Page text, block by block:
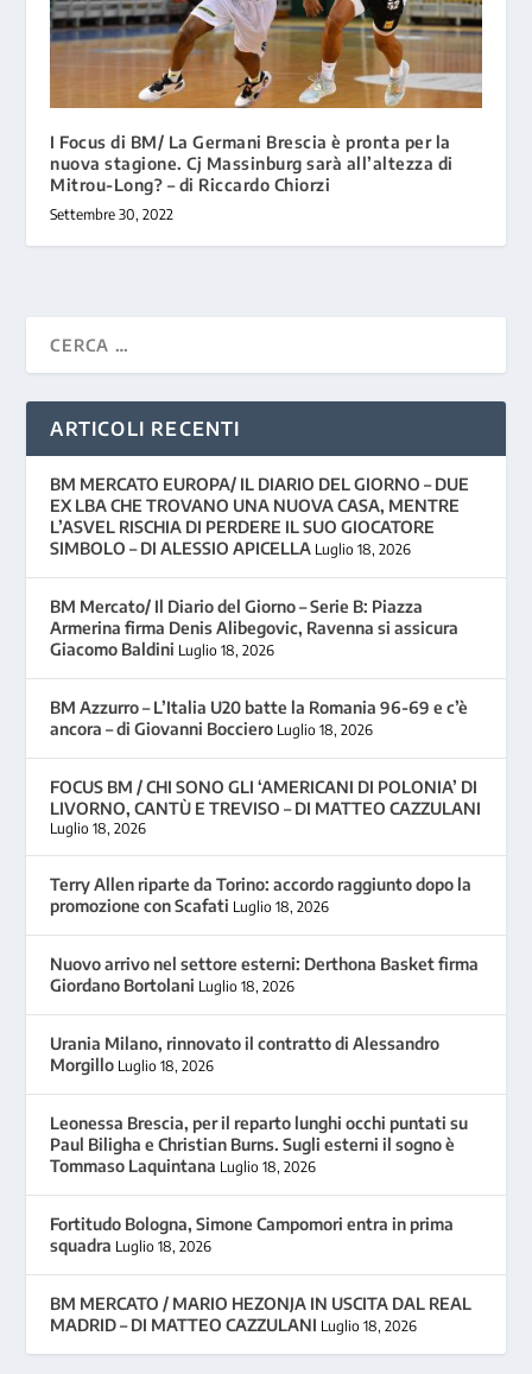
I Focus di BM/ La Germani Brescia è pronta per la
nuova stagione. Cj Massinburg sarà all’altezza di
Mitrou-Long? – di Riccardo Chiorzi
Settembre 30, 2022
ARTICOLI RECENTI
BM MERCATO EUROPA/ IL DIARIO DEL GIORNO – DUE
EX LBA CHE TROVANO UNA NUOVA CASA, MENTRE
L’ASVEL RISCHIA DI PERDERE IL SUO GIOCATORE
SIMBOLO – DI ALESSIO APICELLA Luglio 18, 2026
BM Mercato/ Il Diario del Giorno – Serie B: Piazza
Armerina firma Denis Alibegovic, Ravenna si assicura
Giacomo Baldini Luglio 18, 2026
BM Azzurro – L’Italia U20 batte la Romania 96-69 e c’è
ancora – di Giovanni Bocciero Luglio 18, 2026
FOCUS BM / CHI SONO GLI ‘AMERICANI DI POLONIA’ DI
LIVORNO, CANTÙ E TREVISO – DI MATTEO CAZZULANI
Luglio 18, 2026
Terry Allen riparte da Torino: accordo raggiunto dopo la
promozione con Scafati Luglio 18, 2026
Nuovo arrivo nel settore esterni: Derthona Basket firma
Giordano Bortolani Luglio 18, 2026
Urania Milano, rinnovato il contratto di Alessandro
Morgillo Luglio 18, 2026
Leonessa Brescia, per il reparto lunghi occhi puntati su
Paul Biligha e Christian Burns. Sugli esterni il sogno è
Tommaso Laquintana Luglio 18, 2026
Fortitudo Bologna, Simone Campomori entra in prima
squadra Luglio 18, 2026
BM MERCATO / MARIO HEZONJA IN USCITA DAL REAL
MADRID – DI MATTEO CAZZULANI Luglio 18, 2026